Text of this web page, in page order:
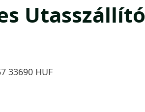
Utasszállító
33690 HUF